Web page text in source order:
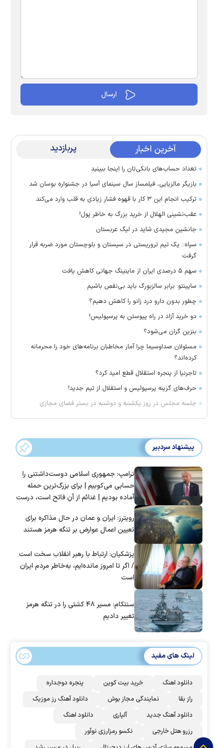
آخرین اخبار پربازدید
تعداد حساب‌های بانکی‌تان را اینجا ببینید
بازیگر مالزیایی، فیلمساز سال سینمای آسیا در جشنواره بوسان شد
ترکیب انجام این ۳ کار با قهوه فشار زیادی به قلب وارد می‌کند
عقب‌نشینی الهلال از خرید بزرگ به خاطر پول!
جانشین مجیدی شاید در لیگ عربستان
سپاه:: یک تیم تروریستی در سیستان و بلوچستان مورد ضربه قرار
گرفت
سهم ۵ درصدی ایران از ماینینگ جهانی کاهش یافت
ساپینتو: برابر سالزبورگ باید بی‌نقص باشیم
چطور بدون دارو درد زانو را کاهش دهیم؟
دو خرید آزاد در راه پیوستن به پرسپولیس!
بنزین گران می‌شود؟
مسئولان صداوسیما چرا آمار مخاطبان برنامه‌های خود را محرمانه
کرده‌اند؟
تاجرنیا از پنجره استقلال قطع امید کرد؟
حرف‌های گزینه پرسپولیس و استقلال از تیم جدید!
جلسه مجلس در روز یکشنبه و دوشنبه در بستر فضای مجازی
پیشنهاد سردبیر
ترامپ: جمهوری اسلامی دوست‌داشتنی را
حسابی می‌کوبیم | برای بزرگ‌ترین حمله
آماده بودیم | غنائم از آنِ فاتح است، درست
رویترز: ایران و عمان در حال مذاکره برای
تعیین اعمال عوارض بر تنگه هرمز هستند
پزشکیان: ارتباط با رهبر انقلاب سخت است
/ اگر تا امروز مانده‌ایم، به‌خاطر مردم ایران
است
سنتکام: مسیر ۴۸ کشتی را در تنگه هرمز
تغییر دادیم
لینک های مفید
دانلود اهنگ خرید بیت کوین
پنجره دوجداره
راز بقا
نمایندگی مجاز بوش
دانلود آهنگ رز‌ موزیک
دانلود آهنگ جدید
آلپاری
دانلود اهنگ
رزرو هتل خارجی
نکسو رمزارزی نوآور